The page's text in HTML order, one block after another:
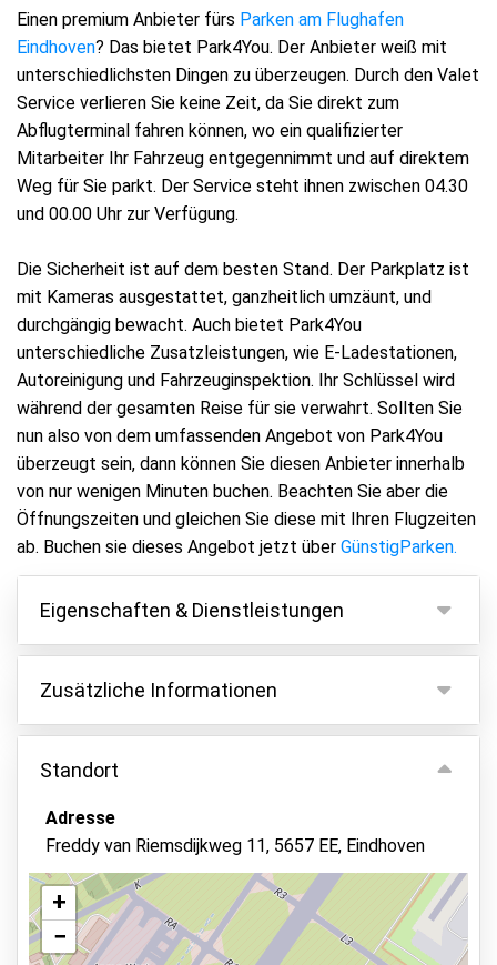
Einen premium Anbieter fürs Parken am Flughafen
Eindhoven? Das bietet Park4You. Der Anbieter weiß mit
unterschiedlichsten Dingen zu überzeugen. Durch den Valet
Service verlieren Sie keine Zeit, da Sie direkt zum
Abflugterminal fahren können, wo ein qualifizierter
Mitarbeiter Ihr Fahrzeug entgegennimmt und auf direktem
Weg für Sie parkt. Der Service steht ihnen zwischen 04.30
und 00.00 Uhr zur Verfügung.
Die Sicherheit ist auf dem besten Stand. Der Parkplatz ist
mit Kameras ausgestattet, ganzheitlich umzäunt, und
durchgängig bewacht. Auch bietet Park4You
unterschiedliche Zusatzleistungen, wie E-Ladestationen,
Autoreinigung und Fahrzeuginspektion. Ihr Schlüssel wird
während der gesamten Reise für sie verwahrt. Sollten Sie
nun also von dem umfassenden Angebot von Park4You
überzeugt sein, dann können Sie diesen Anbieter innerhalb
von nur wenigen Minuten buchen. Beachten Sie aber die
Öffnungszeiten und gleichen Sie diese mit Ihren Flugzeiten
ab. Buchen sie dieses Angebot jetzt über GünstigParken.
Eigenschaften & Dienstleistungen
Eigenschaften
Parken innen
Fahrzeugschlüssel behalten
Überwachtes Parken
Autowäsche
Videoüberwachung
Elektrische Ladestation
Asphalt oder Pflaster
Zusätzliche Informationen
Fahren zu Sie bitte zu dieser Adresse: Freddy van
Riemsdijkweg 11, 5657 EE Eindhoven. Dieser
und 400 Meter vom Flughafen gelegen.
Alle zusätzlichen Kosten müssen vor Ort an den
Anbieter gezahlt werden.
Standort
Adresse
Freddy van Riemsdijkweg 11, 5657 EE, Eindhoven
+
−